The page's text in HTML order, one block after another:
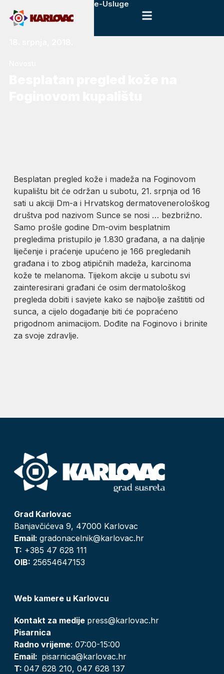
e-Usluge
Besplatan pregled kože i madeža na Foginovom
kupalištu bit će održan u subotu, 21. srpnja od 16
sati u akciji Dm-a i Hrvatskog dermatovenerološkog
društva pod nazivom Sunce se nosi … bezbrižno.
Samo prošle godine Dm-ovim besplatnim
pregledima pristupilo je 1.830 građana, a na daljnje
liječenje i praćenje upućeno je 166 pregledanih
građana i to zbog atipičnih madeža, karcinoma
kože te melanoma. Tijekom akcije u subotu svi
zainteresirani građani će osim dermatološkog
pregleda dobiti i savjete kako se najbolje zaštititi od
sunca, a cijelo događanje biti će popraćeno
prigodnom animacijom. Dođite na Foginovo i brinite
za svoje zdravlje.
Grad Karlovac
Banjavčićeva 9, 47000 Karlovac
Email: gradonacelnik@karlovac.hr
T: +385 47 628 111
OIB: 25654647153
Web kamere u Karlovcu
Kontakt za medije press@karlovac.hr
Pisarnica
Radno vrijeme: 07:00-15:00
Email: pisarnica@karlovac.hr
T: 047 628 210, 047 628 137